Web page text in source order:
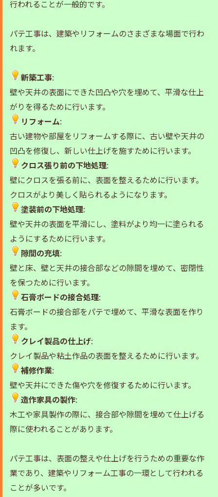
行われることが一般的です。
パテ工事は、建築やリフォームのさまざまな場面で行わ
れます。
新築工事:
壁や天井の表面にできた凹凸や穴を埋めて、平滑な仕上
がりを得るために行います。
リフォーム:
古い建物や部屋をリフォームする際に、古い壁や天井の
凹凸を修復し、新しい仕上げを施すために行います。
クロス張り前の下地処理:
壁にクロスを張る前に、表面を整えるために行います。
クロスがより美しく貼られるようになります。
塗装前の下地処理:
壁や天井の表面を平滑にし、塗料がより均一に塗られる
ようにするために行います。
隙間の充填:
壁と床、壁と天井の接合部などの隙間を埋めて、密閉性
を保つために行います。
石膏ボードの接合処理:
石膏ボードの接合部をパテで埋めて、平滑な表面を作り
ます。
クレイ製品の仕上げ:
クレイ製品や粘土作品の表面を整えるために行います。
補修作業:
壁や天井にできた傷や穴を修復するために行います。
造作家具の製作:
木工や家具製作の際に、接合部や隙間を埋めて仕上げる
際に使われることがあります。
パテ工事は、表面の整えや仕上げを行うための重要な作
業であり、建築やリフォーム工事の一環として行われる
ことが多いです。